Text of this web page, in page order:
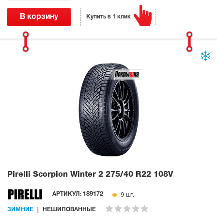
В корзину Купить в 1 клик
Pirelli Scorpion Winter 2 275/40 R22 108V
АРТИКУЛ: 189172 9 шт.
ЗИМНИЕ НЕШИПОВАННЫЕ